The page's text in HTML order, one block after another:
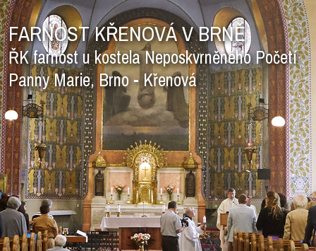
FARNOST KŘENOVÁ V BRNĚ
ŘK farnost u kostela Neposkvrněného Početí
Panny Marie, Brno - Křenová